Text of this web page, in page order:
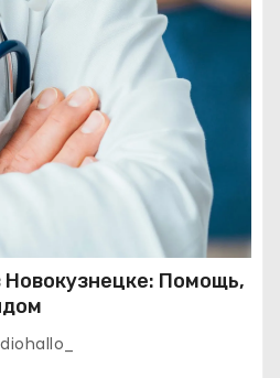
Новокузнецке: Помощь,